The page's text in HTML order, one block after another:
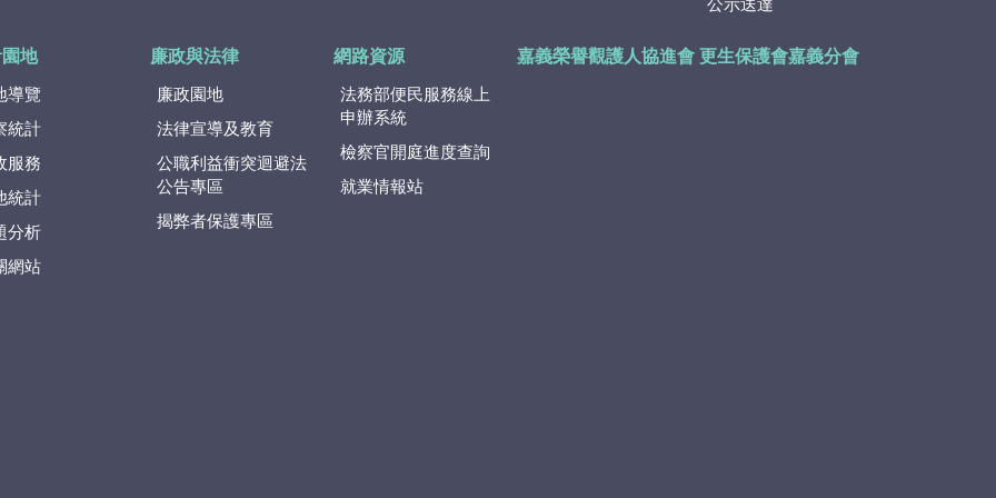
公示送達
地
導覽
統計
服務
統計
分析
網站
廉政與法律
廉政園地
法律宣導及教育
公職利益衝突迴避法
公告專區
揭弊者保護專區
網路資源
法務部便民服務線上
申辦系統
檢察官開庭進度查詢
就業情報站
嘉義榮譽觀護人協進會 更生保護會嘉義分會